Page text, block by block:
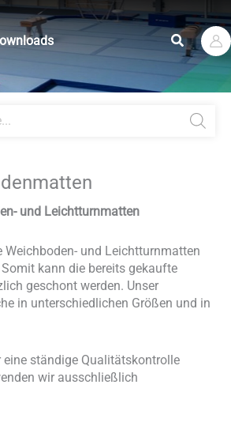
Suchen
und Leichtturnmatten
und Leichtturnmatten
kann die bereits gekaufte
geschont werden. Unser
in unterschiedlichen Größen und in
ständige Qualitätskontrolle
wir ausschließlich